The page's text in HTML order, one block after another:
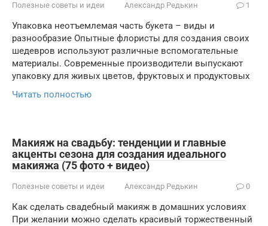
Полезные советы и идеи Александр Редькин 1
Упаковка неотъемлемая часть букета – виды и
разнообразие Опытные флористы для создания своих
шедевров используют различные вспомогательные
материалы. Современные производители выпускают
упаковку для живых цветов, фруктовых и продуктовых
Читать полностью
Макияж на свадьбу: тенденции и главные
акценты сезона для создания идеального
макияжа (75 фото + видео)
Полезные советы и идеи Александр Редькин 0
Как сделать свадебный макияж в домашних условиях
При желании можно сделать красивый торжественный